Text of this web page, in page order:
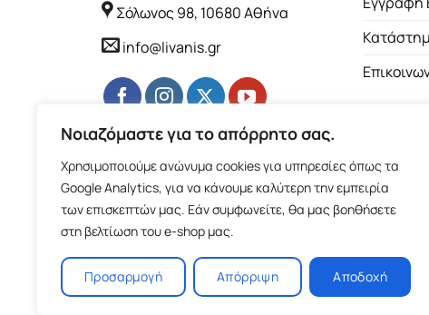
Νοιαζόμαστε για το απόρρητο σας.
Χρησιμοποιούμε ανώνυμα cookies για υπηρεσίες όπως τα
Google Analytics, για να κάνουμε καλύτερη την εμπειρία
των επισκεπτών μας. Εάν συμφωνείτε, θα μας βοηθήσετε
στη βελτίωση του e-shop μας.
Προσαρμογή Απόρριψη Αποδοχή
Σόλωνος 98, 10680 Αθήνα
info@livanis.gr